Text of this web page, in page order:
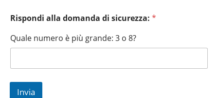
Rispondi alla domanda di sicurezza: *
Quale numero è più grande: 3 o 8?
Invia